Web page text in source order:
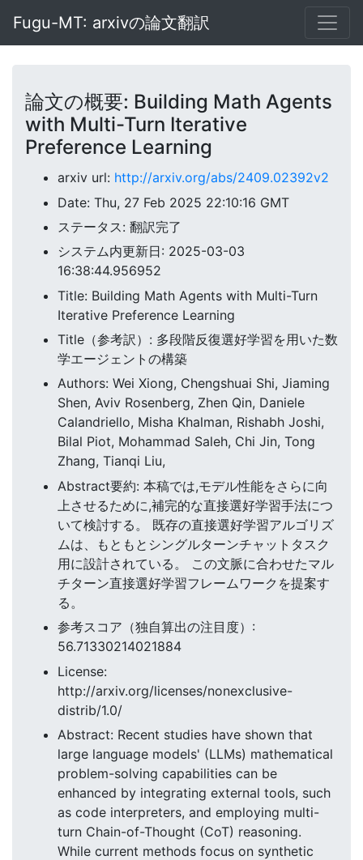
Fugu-MT: arxivの論文翻訳
論文の概要: Building Math Agents
with Multi-Turn Iterative
Preference Learning
arxiv url: http://arxiv.org/abs/2409.02392v2
Date: Thu, 27 Feb 2025 22:10:16 GMT
ステータス: 翻訳完了
システム内更新日: 2025-03-03
16:38:44.956952
Title: Building Math Agents with Multi-Turn
Iterative Preference Learning
Title（参考訳）: 多段階反復選好学習を用いた数
学エージェントの構築
Authors: Wei Xiong, Chengshuai Shi, Jiaming
Shen, Aviv Rosenberg, Zhen Qin, Daniele
Calandriello, Misha Khalman, Rishabh Joshi,
Bilal Piot, Mohammad Saleh, Chi Jin, Tong
Zhang, Tianqi Liu,
Abstract要約: 本稿では,モデル性能をさらに向
上させるために,補完的な直接選好学習手法につ
いて検討する。 既存の直接選好学習アルゴリズ
ムは、もともとシングルターンチャットタスク
用に設計されている。 この文脈に合わせたマル
チターン直接選好学習フレームワークを提案す
る。
参考スコア（独自算出の注目度）:
56.71330214021884
License:
http://arxiv.org/licenses/nonexclusive-
distrib/1.0/
Abstract: Recent studies have shown that
large language models' (LLMs) mathematical
problem-solving capabilities can be
enhanced by integrating external tools, such
as code interpreters, and employing multi-
turn Chain-of-Thought (CoT) reasoning.
While current methods focus on synthetic